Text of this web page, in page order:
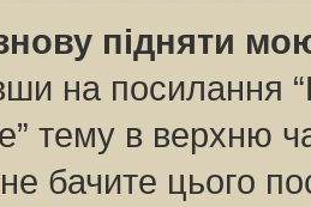
підняти
на посилання
тему в верхню
бачите цього